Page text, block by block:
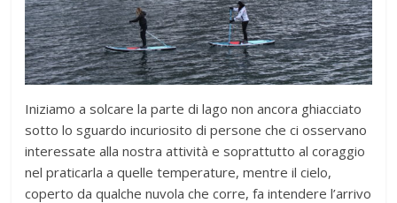
Iniziamo a solcare la parte di lago non ancora ghiacciato
sotto lo sguardo incuriosito di persone che ci osservano
interessate alla nostra attività e soprattutto al coraggio
nel praticarla a quelle temperature, mentre il cielo,
coperto da qualche nuvola che corre, fa intendere l’arrivo